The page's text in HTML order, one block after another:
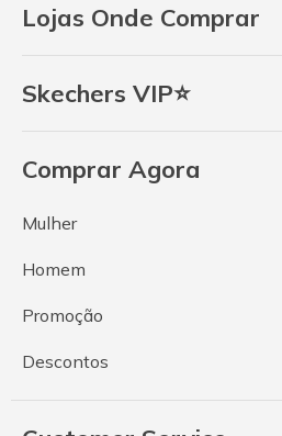
Lojas Onde Comprar
Skechers VIP⭐
Comprar Agora
Mulher
Homem
Promoção
Descontos